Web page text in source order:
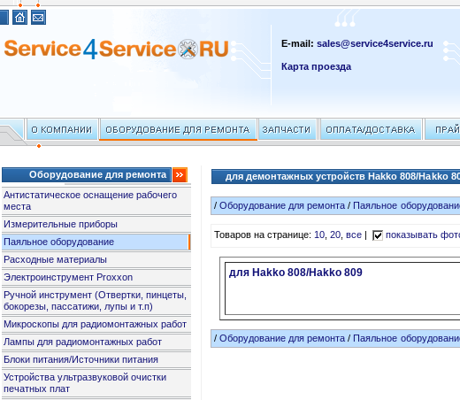
E-mail:sales@service4service.ru
Карта проезда
Оборудование для ремонта
Антистатическое оснащение рабочего
места
Измерительные приборы
Паяльное оборудование
Расходные материалы
Электроинструмент Proxxon
Ручной инструмент (Отвертки, пинцеты,
бокорезы, пассатижи, лупы и т.п)
Микроскопы для радиомонтажных работ
Лампы для радиомонтажных работ
Блоки питания/Источники питания
Устройства ультразвуковой очистки
печатных плат
для демонтажных устройств Hakko 808/Hakko
/Оборудование для ремонта /Паяльное
Товаров на странице:10,20,все показывать
для Hakko 808/Hakko 809
/Оборудование для ремонта /Паяльное